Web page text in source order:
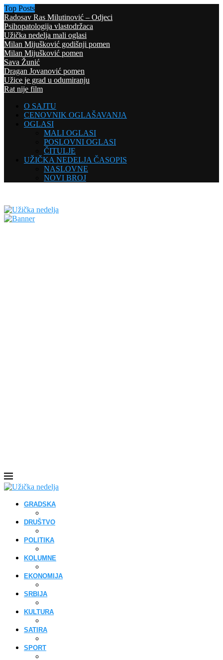
Top Posts
Radosav Ras Milutinović – Odjeci
Psihopatologija vlastodržaca
Užička nedelja mali oglasi
Milan Mijušković godišnji pomen
Milan Mijušković pomen
Sava Žunić
Dragan Jovanović pomen
Užice je grad u odumiranju
Rat nije film
O SAJTU
CENOVNIK OGLAŠAVANJA
OGLASI
MALI OGLASI
POSLOVNI OGLASI
ČITULJE
UŽIČKA NEDELJA ČASOPIS
NASLOVNE
NOVI BROJ
GRADSKA
DRUŠTVO
POLITIKA
KOLUMNE
EKONOMIJA
SRBIJA
KULTURA
SATIRA
SPORT